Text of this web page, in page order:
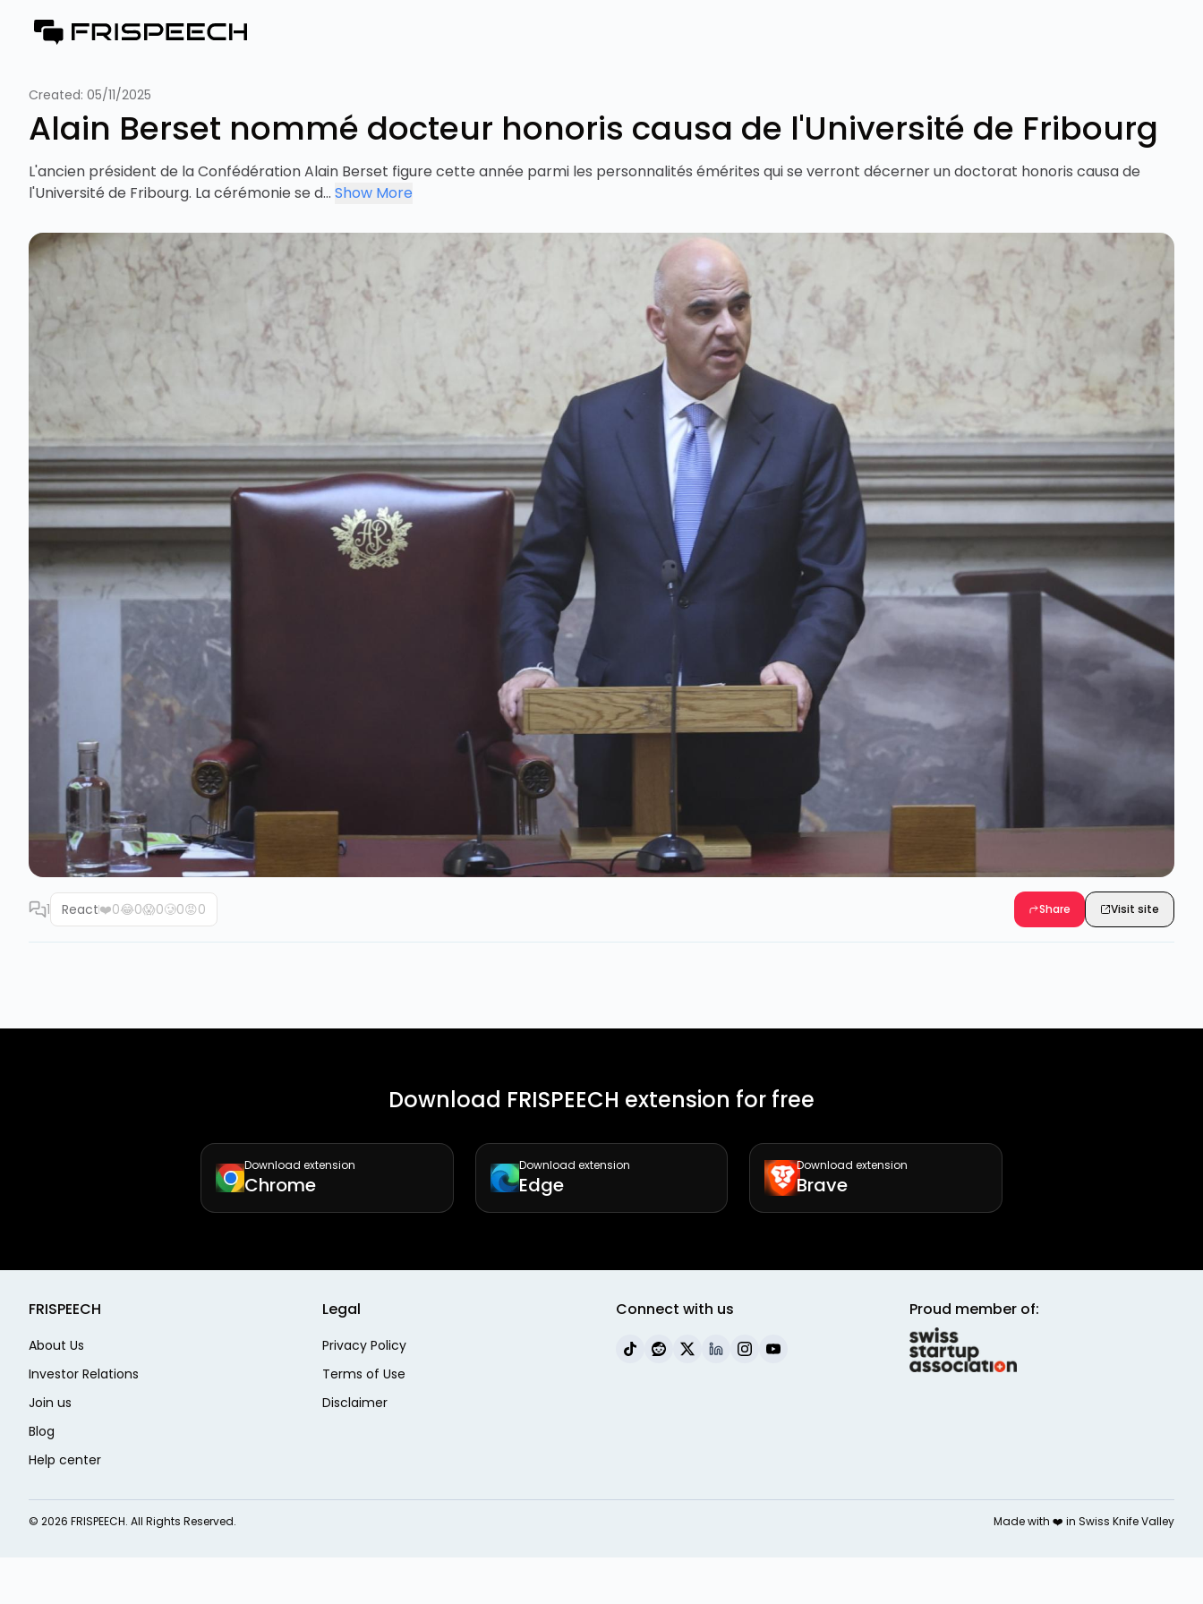
Created: 05/11/2025
Alain Berset nommé docteur honoris causa de l'Université de Fribourg
L'ancien président de la Confédération Alain Berset figure cette année parmi les personnalités émérites qui se verront décerner un doctorat honoris causa de
l'Université de Fribourg. La cérémonie se d... Show More
1 React❤️0😂0😱0🥲0😡0 Share Visit site
Download FRISPEECH extension for free
Download extension
Chrome
Download extension
Edge
Download extension
Brave
FRISPEECH
About Us
Investor Relations
Join us
Blog
Help center
Legal
Privacy Policy
Terms of Use
Disclaimer
Connect with us Proud member of:
© 2026 FRISPEECH. All Rights Reserved. Made with ❤️ in Swiss Knife Valley